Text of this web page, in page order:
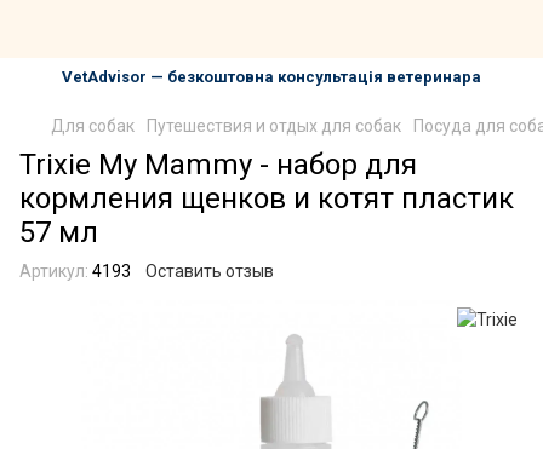
VetAdvisor — безкоштовна консультація ветеринара
Для собак Путешествия и отдых для собак Посуда для
Trixie My Mammy - набор для
кормления щенков и котят пластик
57 мл
Артикул: 4193 Оставить отзыв